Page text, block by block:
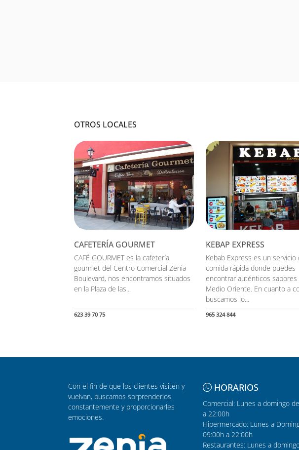
OTROS LOCALES
CAFETERÍA GOURMET
CAFÉ GOURMET es la cafetería
gourmet del Centro Comercial Zenia
Boulevard, nos encontramos situados
en la Plaza de las...
623 39 70 75
KEBAP EXPRESS
Kebab Express es un servicio
comida rápida donde puedes
encontrar auténticos sabores
Medio Oriente. En cuanto a
buscamos lo...
965 324 844
Con el fin de que los clientes visiten y
vuelvan, buscamos sorprenderlos
constantemente y proporcionarles
emociones.
HORARIOS
Comercial: Lunes a domingo
a 22:00h
Hipermercado: Lunes a
09:00h a 22:00h
Restaurantes: Lunes a